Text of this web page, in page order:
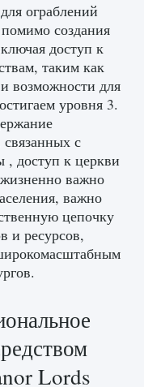
ограблений
создания
доступ к
таким как
возможности для
уровня 3.
с
, доступ к церкви
важно
важно
цепочку
и ресурсов,
Lords